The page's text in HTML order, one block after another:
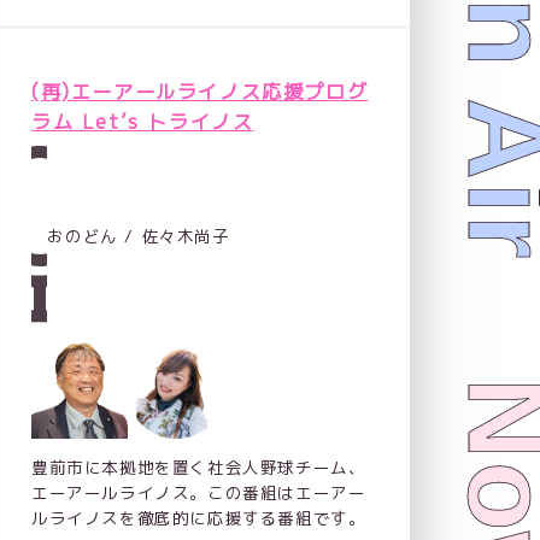
(再)エーアールライノス応援プログ
ラム Let’s トライノス
おのどん / 佐々木尚子
豊前市に本拠地を置く社会人野球チーム、
エーアールライノス。この番組はエーアー
ルライノスを徹底的に応援する番組です。